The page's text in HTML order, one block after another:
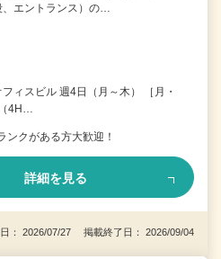
、エントランス）の…
フィスビル 週4日（月～木） ［月・
4H…
クがある方大歓迎！
詳細を見る
： 2026/07/27 掲載終了日： 2026/09/04